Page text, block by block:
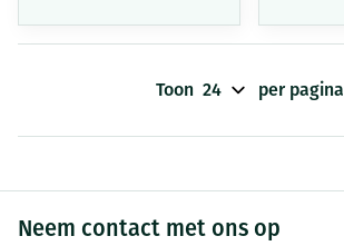
Toon per pagina
Neem contact met ons op